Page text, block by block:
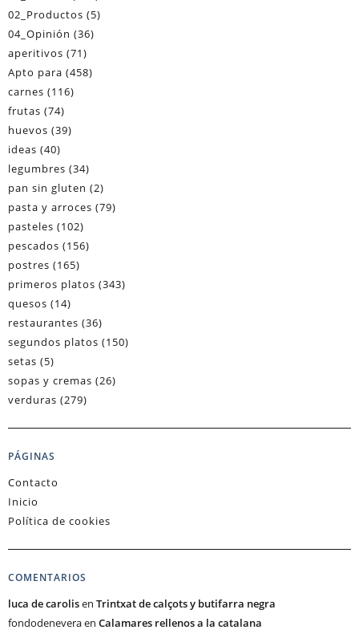
02_Productos (5)
04_Opinión (36)
aperitivos (71)
Apto para (458)
carnes (116)
frutas (74)
huevos (39)
ideas (40)
legumbres (34)
pan sin gluten (2)
pasta y arroces (79)
pasteles (102)
pescados (156)
postres (165)
primeros platos (343)
quesos (14)
restaurantes (36)
segundos platos (150)
setas (5)
sopas y cremas (26)
verduras (279)
PÁGINAS
Contacto
Inicio
Política de cookies
COMENTARIOS
luca de carolisen Trintxat de calçots y butifarra negra
fondodeneveraen Calamares rellenos a la catalana